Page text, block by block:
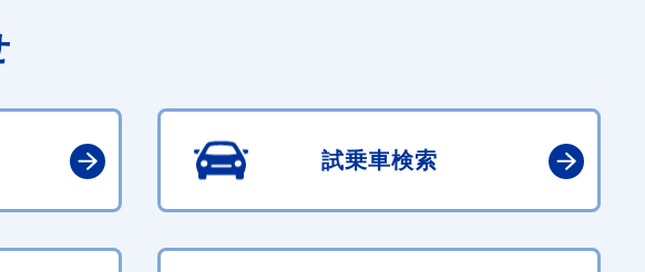
試乗車検索